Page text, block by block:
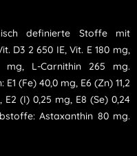
definierte Stoffe mit
D3 2 650 IE, Vit. E 180 mg,
L-Carnithin 265 mg.
(Fe) 40,0 mg, E6 (Zn) 11,2
(I) 0,25 mg, E8 (Se) 0,24
Astaxanthin 80 mg.